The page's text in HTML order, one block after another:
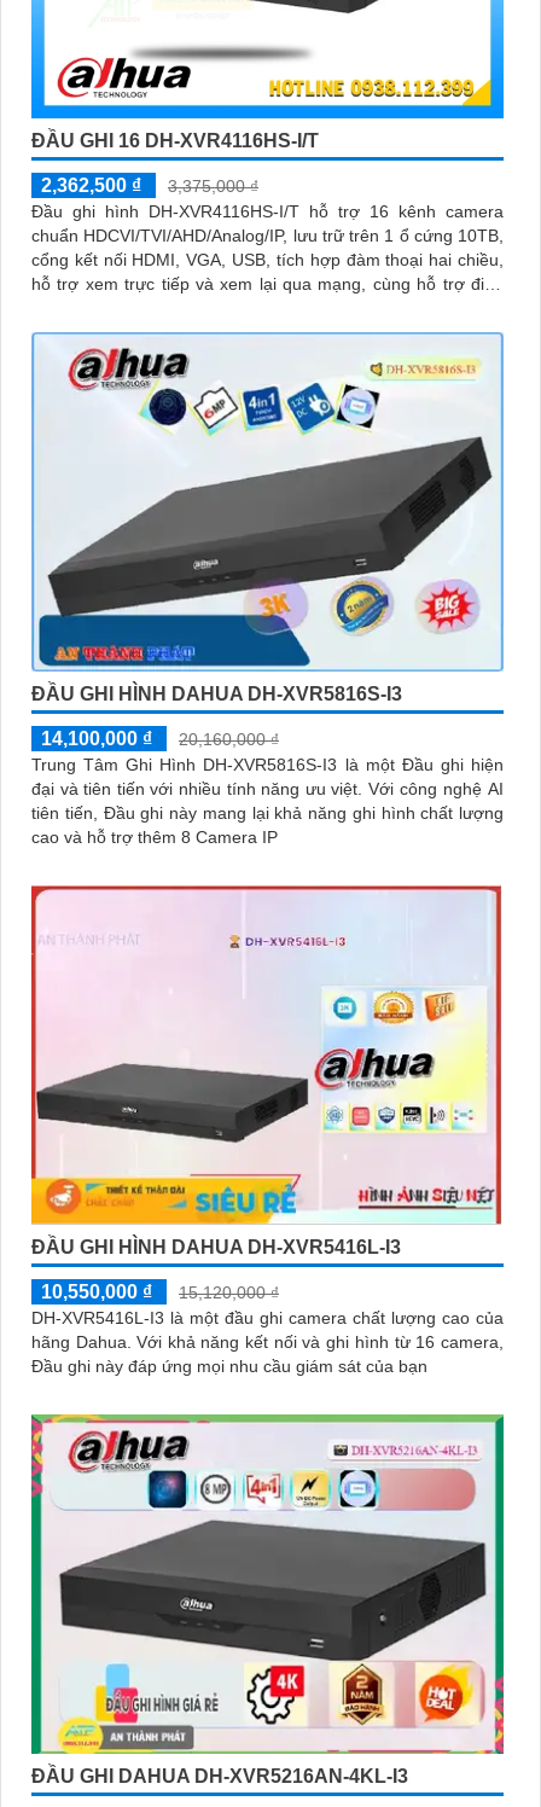
ĐẦU GHI 16 DH-XVR4116HS-I/T
2,362,500 ₫
3,375,000 ₫
Đầu ghi hình DH-XVR4116HS-I/T hỗ trợ 16 kênh camera
chuẩn HDCVI/TVI/AHD/Analog/IP, lưu trữ trên 1 ổ cứng 10TB,
cổng kết nối HDMI, VGA, USB, tích hợp đàm thoại hai chiều,
hỗ trợ xem trực tiếp và xem lại qua mạng, cùng hỗ trợ điều
ĐẦU GHI HÌNH DAHUA DH-XVR5816S-I3
14,100,000 ₫
20,160,000 ₫
Trung Tâm Ghi Hình DH-XVR5816S-I3 là một Đầu ghi hiện
đại và tiên tiến với nhiều tính năng ưu việt. Với công nghệ AI
tiên tiến, Đầu ghi này mang lại khả năng ghi hình chất lượng
cao và hỗ trợ thêm 8 Camera IP
ĐẦU GHI HÌNH DAHUA DH-XVR5416L-I3
10,550,000 ₫
15,120,000 ₫
DH-XVR5416L-I3 là một đầu ghi camera chất lượng cao của
hãng Dahua. Với khả năng kết nối và ghi hình từ 16 camera,
Đầu ghi này đáp ứng mọi nhu cầu giám sát của bạn
ĐẦU GHI DAHUA DH-XVR5216AN-4KL-I3